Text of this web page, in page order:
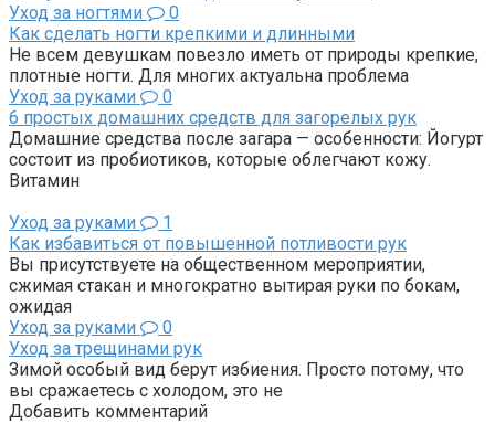
Уход за ногтями
0
Как сделать ногти крепкими и длинными
Не всем девушкам повезло иметь от природы крепкие,
плотные ногти. Для многих актуальна проблема
Уход за руками
0
6 простых домашних средств для загорелых рук
Домашние средства после загара — особенности: Йогурт
состоит из пробиотиков, которые облегчают кожу.
Витамин
Уход за руками
1
Как избавиться от повышенной потливости рук
Вы присутствуете на общественном мероприятии,
сжимая стакан и многократно вытирая руки по бокам,
ожидая
Уход за руками
0
Уход за трещинами рук
Зимой особый вид берут избиения. Просто потому, что
вы сражаетесь с холодом, это не
Добавить комментарий